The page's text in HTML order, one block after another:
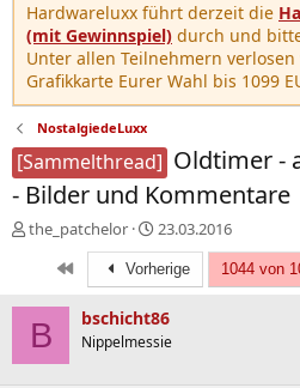
Hardwareluxx führt derzeit die
(mit Gewinnspiel) durch und
Unter allen Teilnehmern
Grafikkarte Eurer Wahl bis 1099
NostalgiedeLuxx
[Sammelthread] Oldtimer -
- Bilder und Kommentare
E
e
the_patchelor
E
r
s
t
e
l
23.03.2016
Erste Vorherige 1044 von
B bschicht86
Nippelmessie